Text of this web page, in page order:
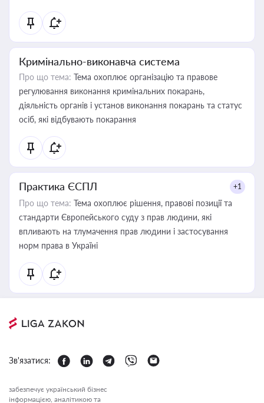
Кримінально-виконавча система
Про що тема: Тема охоплює організацію та правове
регулювання виконання кримінальних покарань,
діяльність органів і установ виконання покарань та статус
осіб, які відбувають покарання
Практика ЄСПЛ +1
Про що тема: Тема охоплює рішення, правові позиції та
стандарти Європейського суду з прав людини, які
впливають на тлумачення прав людини і застосування
норм права в Україні
Зв'язатися:
забезпечує український бізнес
інформацією, аналітикою та